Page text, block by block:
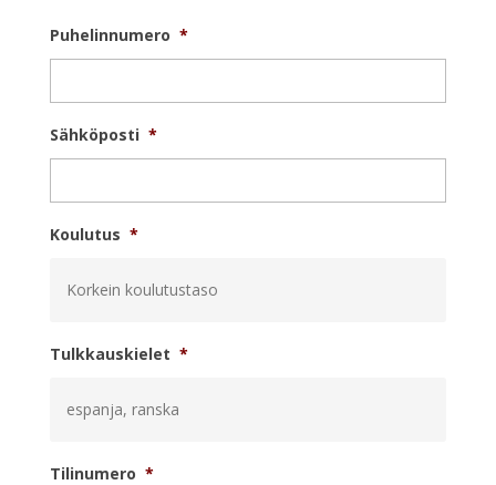
Puhelinnumero *
Sähköposti *
Koulutus *
Tulkkauskielet *
Tilinumero *